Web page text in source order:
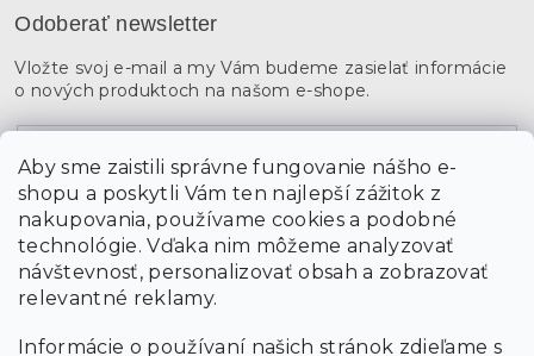
Aby sme zaistili správne fungovanie nášho e-
shopu a poskytli Vám ten najlepší zážitok z
nakupovania, používame cookies a podobné
technológie. Vďaka nim môžeme analyzovať
návštevnosť, personalizovať obsah a zobrazovať
relevantné reklamy.
Informácie o používaní našich stránok zdieľame s
Odoberať newsletter
Vložte svoj e-mail a my Vám budeme zasielať informácie
o nových produktoch na našom e-shope.
Vložením údajov súhlasíte s podmienkami ochrany
osobných údajov
PRIHLÁSIŤ SA